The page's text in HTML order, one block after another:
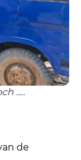
.....
de